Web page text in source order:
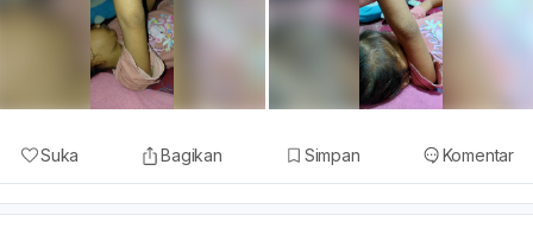
Suka Bagikan Simpan Komentar